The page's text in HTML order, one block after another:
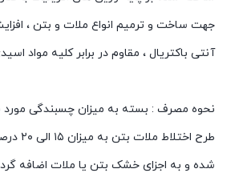
جهت ساخت و ترمیم انواع ملات و بتن ،
آنتی باکتریال ، مقاوم در برابر کلیه مواد
نحوه مصرف : بسته به میزان چسبندگی مورد
طرح
شده و به اجزای خشک بتن یا ملات اضافه